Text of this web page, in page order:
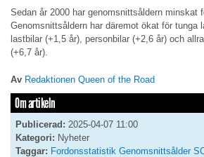
Sedan år 2000 har genomsnittsåldern minskat
Genomsnittsåldern har däremot ökat för tunga
lastbilar (+1,5 år), personbilar (+2,6 år) och
(+6,7 år).
Av Redaktionen Queen of the Road
Om artikeln
Publicerad: 2025-04-07 11:00
Kategori: Nyheter
Taggar: Fordonsstatistik Genomsnittsålder